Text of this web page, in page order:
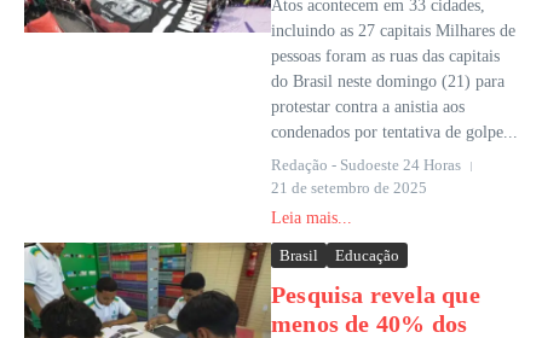
Atos acontecem em 33 cidades,
incluindo as 27 capitais Milhares de
pessoas foram as ruas das capitais
do Brasil neste domingo (21) para
protestar contra a anistia aos
condenados por tentativa de golpe...
Redação - Sudoeste 24 Horas
21 de setembro de 2025
Leia mais...
Brasil Educação
Pesquisa revela que
menos de 40% dos